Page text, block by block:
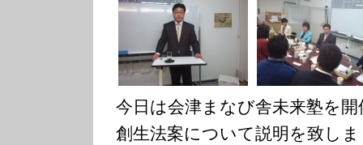
今日は会津まなび舎未来塾を
創生法案について説明を致し